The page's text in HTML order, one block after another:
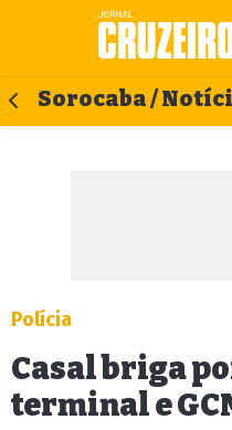
Sorocaba /
Polícia
Casal briga
terminal e